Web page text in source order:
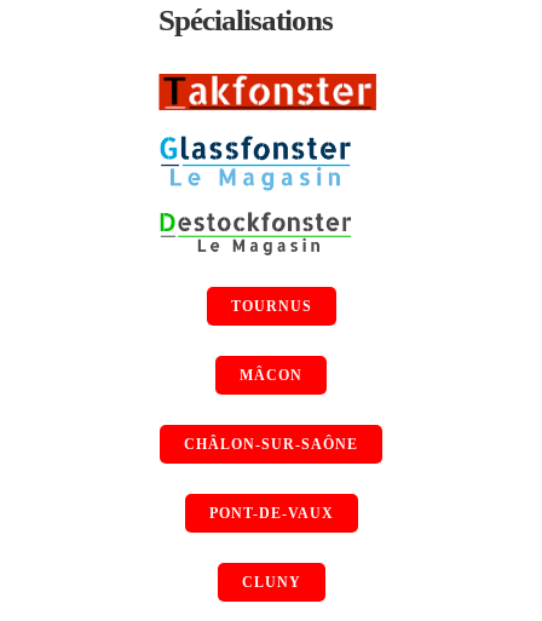
Spécialisations
TOURNUS
MÂCON
CHÂLON-SUR-SAÔNE
PONT-DE-VAUX
CLUNY